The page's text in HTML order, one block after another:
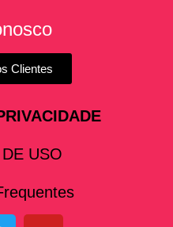
Clientes
USO